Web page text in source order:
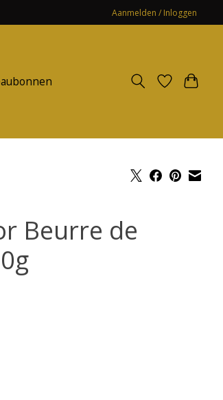
Aanmelden / Inloggen
Beurre de
product is